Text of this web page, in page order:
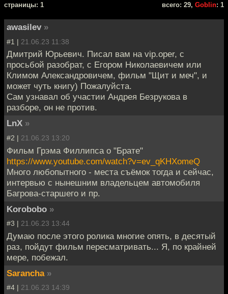
cтраницы: 1 всего: 29, Goblin: 1
awasilev »
#1 | 21.06.23 11:38
Дмитрий Юрьевич. Писал вам на vip.oper, с
просьбой разобрат, с Егором Николаевичем или
Климом Александровичем, фильм "Щит и меч", и
может чуть книгу) Пожалуйста.
Сам узнавал об участии Андрея Безрукова в
разборе, он не против.
LnX »
#2 | 21.06.23 13:20
Фильм Грэма Филлипса о "Брате"
https://www.youtube.com/watch?v=ev_qKHXomeQ
Много любопытного - места съёмок тогда и сейчас,
интервью с нынешним владельцем автомобиля
Багрова-старшего и пр.
Korobobo »
#3 | 21.06.23 13:44
Думаю после этого ролика многие опять, в десятый
раз, пойдут фильм пересматривать... Я, по крайней
мере, побежал.
Sarancha »
#4 | 21.06.23 14:39